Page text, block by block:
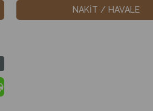
NAKİT / HAVALE